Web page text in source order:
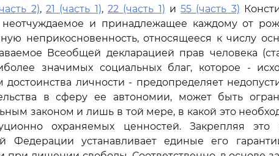
2),21 (часть 1), 22 (часть 1) и55 (часть 3)
и принадлежащее каждому от
неприкосновенность, относящееся к числу
Всеобщей декларацией прав человека
значимых социальных благ, которое -
достоинства личности - предопределяет
в сферу ее автономии, может быть
законом и лишь в той мере, в какой это
охраняемых ценностей. Закрепляя это
Федерации устанавливает единые его